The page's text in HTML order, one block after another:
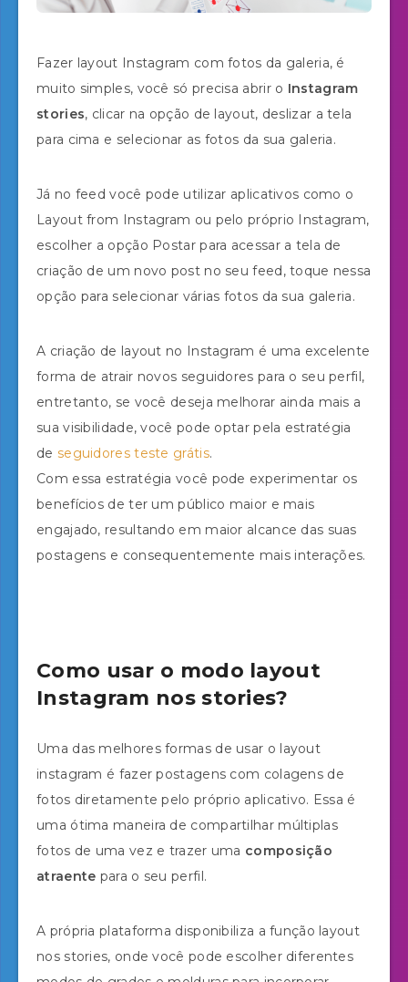
Fazer layout Instagram com fotos da galeria, é
muito simples, você só precisa abrir o Instagram
stories, clicar na opção de layout, deslizar a tela
para cima e selecionar as fotos da sua galeria.
Já no feed você pode utilizar aplicativos como o
Layout from Instagram ou pelo próprio Instagram,
escolher a opção Postar para acessar a tela de
criação de um novo post no seu feed, toque nessa
opção para selecionar várias fotos da sua galeria.
A criação de layout no Instagram é uma excelente
forma de atrair novos seguidores para o seu perfil,
entretanto, se você deseja melhorar ainda mais a
sua visibilidade, você pode optar pela estratégia
de seguidores teste grátis.
Com essa estratégia você pode experimentar os
benefícios de ter um público maior e mais
engajado, resultando em maior alcance das suas
postagens e consequentemente mais interações.
Como usar o modo layout
Instagram nos stories?
Uma das melhores formas de usar o layout
instagram é fazer postagens com colagens de
fotos diretamente pelo próprio aplicativo. Essa é
uma ótima maneira de compartilhar múltiplas
fotos de uma vez e trazer uma composição
atraente para o seu perfil.
A própria plataforma disponibiliza a função layout
nos stories, onde você pode escolher diferentes